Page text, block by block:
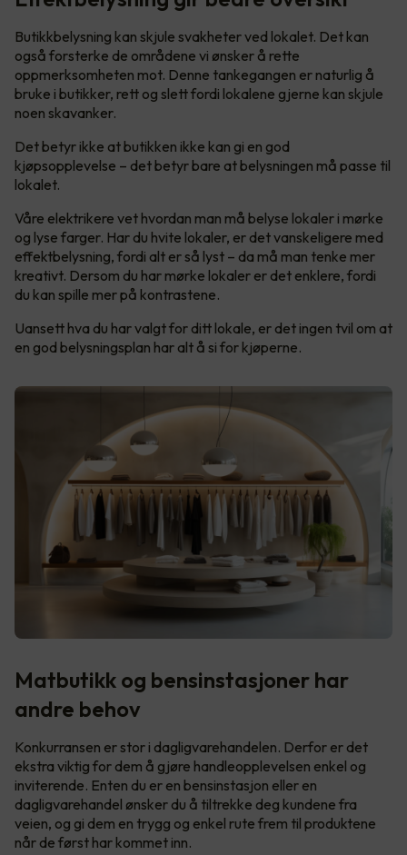
Butikkbelysning kan skjule svakheter ved lokalet. Det kan
også forsterke de områdene vi ønsker å rette
oppmerksomheten mot. Denne tankegangen er naturlig å
bruke i butikker, rett og slett fordi lokalene gjerne kan skjule
noen skavanker.
Det betyr ikke at butikken ikke kan gi en god
kjøpsopplevelse – det betyr bare at belysningen må passe til
lokalet.
Våre elektrikere vet hvordan man må belyse lokaler i mørke
og lyse farger. Har du hvite lokaler, er det vanskeligere med
effektbelysning, fordi alt er så lyst – da må man tenke mer
kreativt. Dersom du har mørke lokaler er det enklere, fordi
du kan spille mer på kontrastene.
Uansett hva du har valgt for ditt lokale, er det ingen tvil om at
en god belysningsplan har alt å si for kjøperne.
Matbutikk og bensinstasjoner har
andre behov
Konkurransen er stor i dagligvarehandelen. Derfor er det
ekstra viktig for dem å gjøre handleopplevelsen enkel og
inviterende. Enten du er en bensinstasjon eller en
dagligvarehandel ønsker du å tiltrekke deg kundene fra
veien, og gi dem en trygg og enkel rute frem til produktene
når de først har kommet inn.